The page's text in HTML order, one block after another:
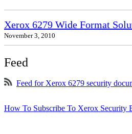
Xerox 6279 Wide Format
November 3, 2010
Feed
Feed for Xerox 6279 security
How To Subscribe To Xerox Security